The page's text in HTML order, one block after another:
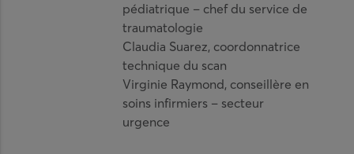
pédiatrique – chef du service de
traumatologie
Claudia Suarez, coordonnatrice
technique du scan
Virginie Raymond, conseillère en
soins infirmiers – secteur
urgence